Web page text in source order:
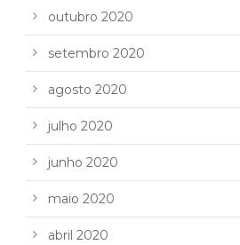
outubro 2020
setembro 2020
agosto 2020
julho 2020
junho 2020
maio 2020
abril 2020